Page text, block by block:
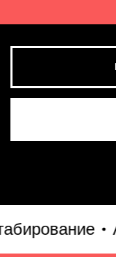
СМОТРЕТЬ